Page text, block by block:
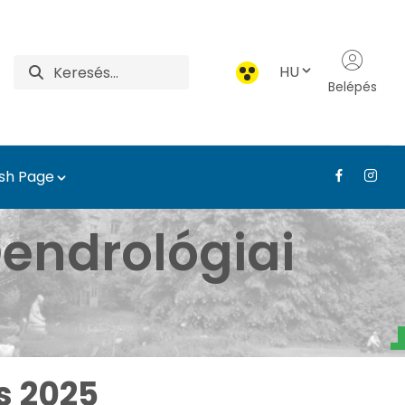
HU
Belépés
Page
- Médiatár
2025